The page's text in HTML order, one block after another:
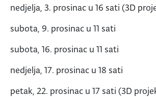
nedjelja, 3. prosinac u 16 sati (3D
subota, 9. prosinac u 11 sati
subota, 16. prosinac u 11 sati
nedjelja, 17. prosinac u 18 sati
petak, 22. prosinac u 17 sati (3D